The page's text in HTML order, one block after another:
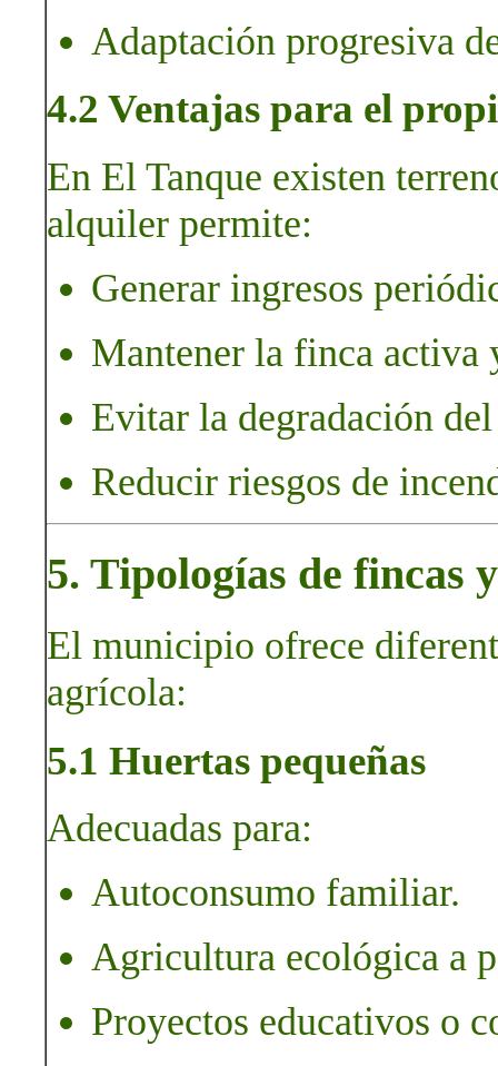
Adaptación progresiva
4.2 Ventajas para el
En El Tanque existen
alquiler permite:
Generar ingresos
Mantener la finca activa
Evitar la degradación
Reducir riesgos de
5. Tipologías de fincas
El municipio ofrece
agrícola:
5.1 Huertas pequeñas
Adecuadas para:
Autoconsumo familiar.
Agricultura ecológica a
Proyectos educativos o